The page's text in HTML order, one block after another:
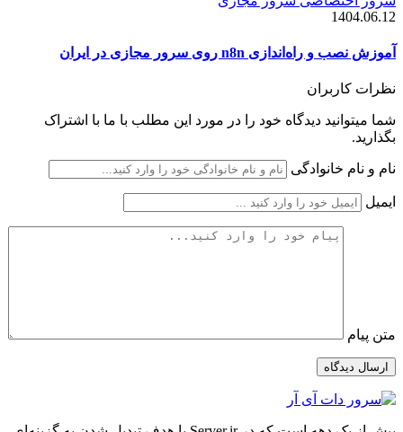
1404.06.12
آموزش نصب و راه‌اندازی n8n روی سرور مجازی در ایران
نظرات کاربران
شما میتوانید دیدگاه خود را در مورد این مطلب با ما با اشتراک
بگذارید.
نام و نام خانوادگی
ایمیل
متن پیام
ارسال دیدگاه